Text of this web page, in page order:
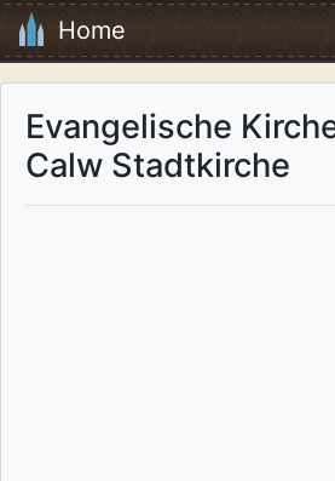
Home
Evangelische
Calw Stadtkirche